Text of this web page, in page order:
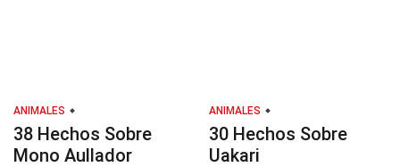
ANIMALES
38 Hechos Sobre
Mono Aullador
ANIMALES
30 Hechos Sobre
Uakari